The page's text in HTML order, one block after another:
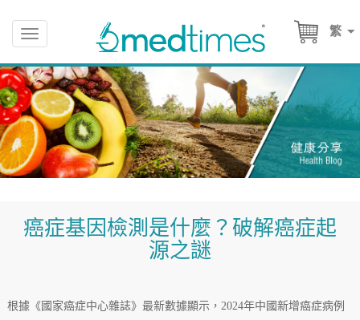
繁
Toggle
navigation
癌症基因檢測是什麼？破解癌症起
源之謎
根據《國家癌症中心雜誌》最新數據顯示，2024年中國新增癌症病例